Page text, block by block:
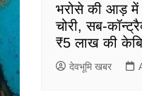
भरोसे की आड़ में
चोरी, सब-
₹5 लाख की
देवभूमि खबर